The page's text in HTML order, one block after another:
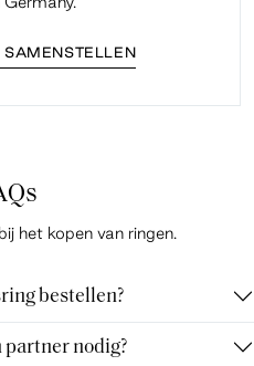
SAMENSTELLEN
het kopen van ringen.
bestellen?
nodig?